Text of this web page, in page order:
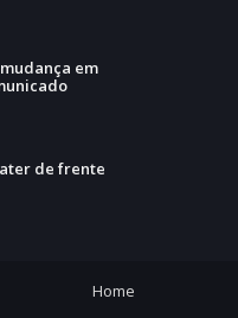
em
de frente
Home